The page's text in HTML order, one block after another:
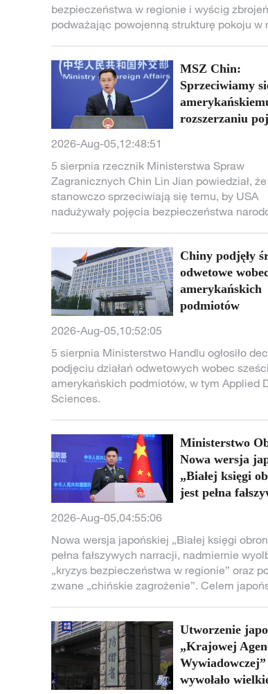
bezpieczeństwa w regionie i wyścig
podważając powojenną strukturę pokoju w
intencji Japonii.
MSZ Chin:
Sprzeciwiamy
rozszerzaniu
stanowczo
legalne prawa i
chińskich firm
2026-Aug-05,12:48:51
5 sierpnia rzecznik Ministerstwa Spraw
Zagranicznych Chin Lin Jian powiedział,
stanowczo sprzeciwiają się temu, by USA
nadużywały pojęcia bezpieczeństwa
Amerykanów poważnie utrudniają normalne
handlowe między firmami z Chin i USA, co
interesie wszystkich stron, w tym
i konsumentów. Chiny będą nadal
legalne prawa i interesy chińskich firm.
Chiny podjęły
odwetowe
amerykańskich
podmiotów
2026-Aug-05,10:52:05
5 sierpnia Ministerstwo Handlu ogłosiło
podjęciu działań odwetowych wobec
amerykańskich podmiotów, w tym Applied
Sciences.
Ministerstwo
Nowa wersja
„Białej księgi
jest pełna
2026-Aug-05,04:55:06
Nowa wersja japońskiej „Białej księgi
pełna fałszywych narracji, nadmiernie
„kryzys bezpieczeństwa w regionie” oraz
zwane „chińskie zagrożenie”. Celem
Wyrażamy w tej sprawie głębokie
stanowczo się temu sprzeciwiamy -
rzecznik chiskiego Ministerstwa Obrony,
Utworzenie
„Krajowej
Wywiadowczej”
wywołało